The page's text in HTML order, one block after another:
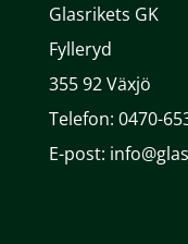
Glasrikets GK
Fylleryd
355 92 Växjö
Telefon: 0470-
E-post: